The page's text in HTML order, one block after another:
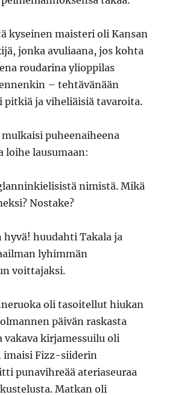
kyseinen maisteri oli Kansan
jonka avuliaana, jos kohta
roudarina ylioppilas
– tehtävänään
pitkiä ja viheliäisiä tavaroita.
puheenaiheena
loihe lausumaan:
nimistä. Mikä
Nostake?
hyvä! huudahti Takala ja
lyhimmän
voittajaksi.
oli tasoitellut hiukan
päivän raskasta
vakava kirjamessuilu oli
imaisi Fizz-siiderin
punavihreää ateriaseuraa
Matkan oli